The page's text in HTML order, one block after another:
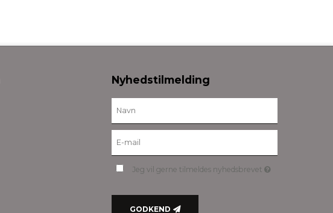
Nyhedstilmelding
Jeg vil gerne tilmeldes nyhedsbrevet
GODKEND